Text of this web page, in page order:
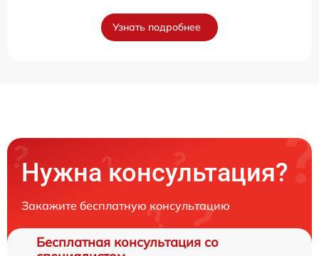
Узнать подробнее
Нужна консультация?
Закажите бесплатную консультацию
Бесплатная консультация со